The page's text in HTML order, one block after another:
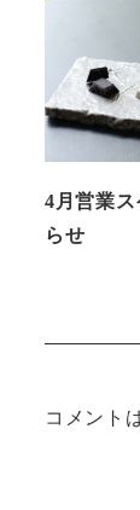
4月営業
らせ
コメント